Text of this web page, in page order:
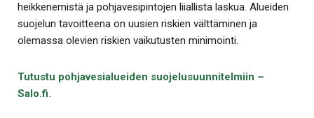
heikkenemistä ja pohjavesipintojen liiallista laskua. Alueiden
suojelun tavoitteena on uusien riskien välttäminen ja
olemassa olevien riskien vaikutusten minimointi.
Tutustu pohjavesialueiden suojelusuunnitelmiin –
Salo.fi.